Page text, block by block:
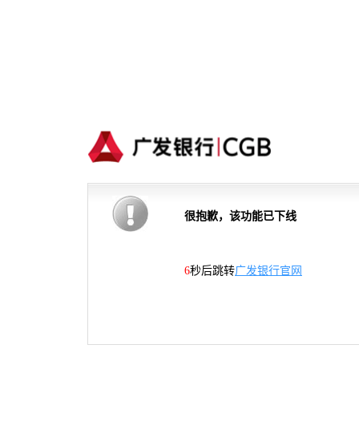
很抱歉，该功能已下线
6秒后跳转广发银行官网